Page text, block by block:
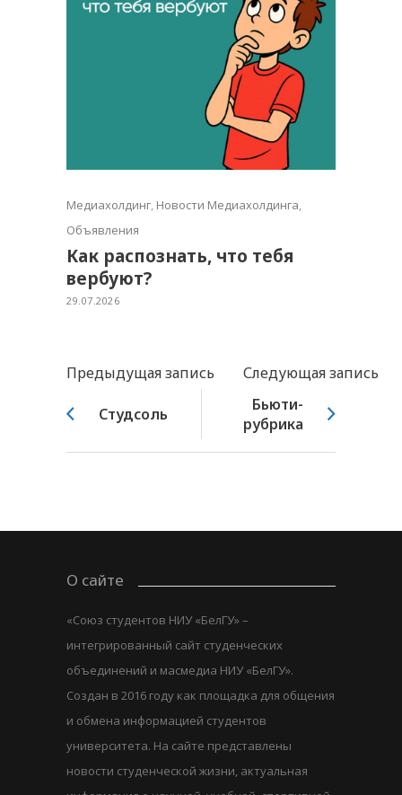
Медиахолдинг, Новости Медиахолдинга,
Объявления
Как распознать, что тебя
вербуют?
29.07.2026
Предыдущая запись Следующая запись
Студсоль
Бьюти-
рубрика
О сайте
«Союз студентов НИУ «БелГУ» –
интегрированный сайт студенческих
объединений и масмедиа НИУ «БелГУ».
Создан в 2016 году как площадка для общения
и обмена информацией студентов
университета. На сайте представлены
новости студенческой жизни, актуальная